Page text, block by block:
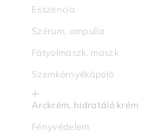
Esszencia
Szérum, ampulla
Fátyolmaszk, maszk
Szemkörnyékápoló
Arckrém, hidratáló krém
Fényvédelem